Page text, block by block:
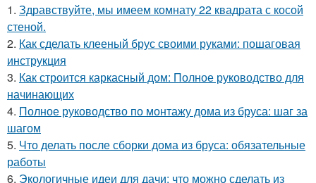
1. Здравствуйте, мы имеем комнату 22 квадрата с косой
стеной.
2. Как сделать клееный брус своими руками: пошаговая
инструкция
3. Как строится каркасный дом: Полное руководство для
начинающих
4. Полное руководство по монтажу дома из бруса: шаг за
шагом
5. Что делать после сборки дома из бруса: обязательные
работы
6. Экологичные идеи для дачи: что можно сделать из